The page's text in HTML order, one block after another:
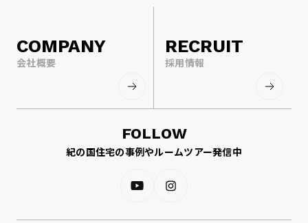
COMPANY
会社概要
RECRUIT
採用情報
FOLLOW
紀の国住宅の事例やルームツアー発信中